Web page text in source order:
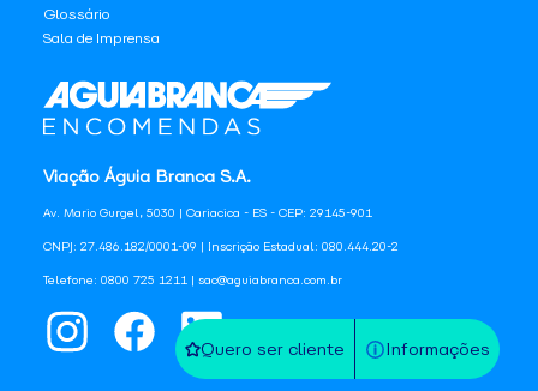
Quero ser cliente Informações
Viação Águia Branca S.A.
Av. Mario Gurgel, 5030 | Cariacica - ES - CEP: 29145-901
CNPJ: 27.486.182/0001-09 | Inscrição Estadual: 080.444.20-2
Telefone: 0800 725 1211 | sac@aguiabranca.com.br
Glossário
Sala de Imprensa